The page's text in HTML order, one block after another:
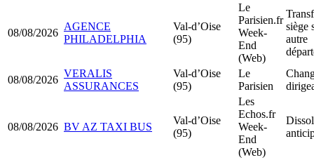
08/08/2026
AGENCE
PHILADELPHIA
Val-d’Oise
(95)
Le
Parisien.fr
Week-
End
(Web)
siège
autre
08/08/2026
VERALIS
ASSURANCES
Val-d’Oise
(95)
Le
Parisien
08/08/2026 BV AZ TAXI BUS
Val-d’Oise
(95)
Les
Echos.fr
Week-
End
(Web)